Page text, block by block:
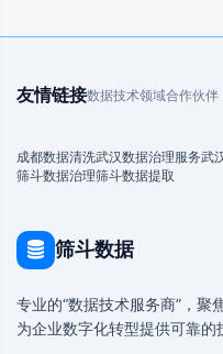
友情链接数据技术领域合作伙伴
成都数据清洗武汉数据治理服务武
筛斗数据治理筛斗数据提取
筛斗数据
专业的“数据技术服务商”，聚
为企业数字化转型提供可靠的